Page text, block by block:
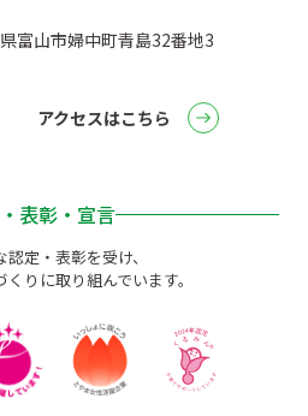
富山市婦中町青島32番地3
アクセスはこちら
表彰・宣言
定・表彰を受け、
りに取り組んでいます。